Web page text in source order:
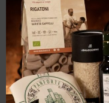
[ 83a2e ]
[ dbe38 ]